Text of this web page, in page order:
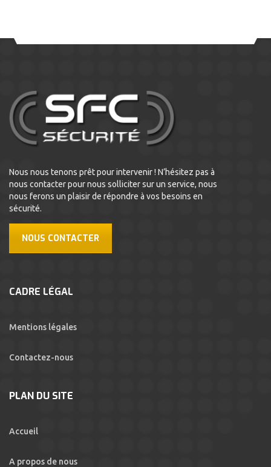
Nous nous tenons prêt pour intervenir ! N’hésitez pas à
nous contacter pour nous solliciter sur un service, nous
nous ferons un plaisir de répondre à vos besoins en
sécurité.
NOUS CONTACTER
CADRE LÉGAL
Mentions légales
Contactez-nous
PLAN DU SITE
Accueil
A propos de nous